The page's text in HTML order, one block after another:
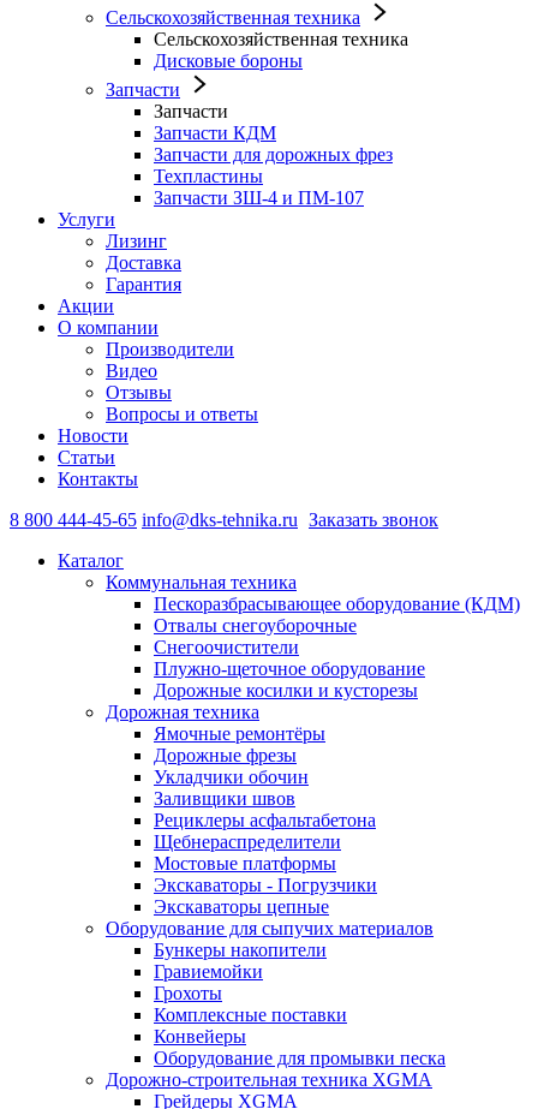
Сельскохозяйственная техника
Сельскохозяйственная техника
Дисковые бороны
Запчасти
Запчасти
Запчасти КДМ
Запчасти для дорожных фрез
Техпластины
Запчасти ЗШ-4 и ПМ-107
Услуги
Лизинг
Доставка
Гарантия
Акции
О компании
Производители
Видео
Отзывы
Вопросы и ответы
Новости
Статьи
Контакты
8 800 444-45-65 info@dks-tehnika.ru Заказать звонок
Каталог
Коммунальная техника
Пескоразбрасывающее оборудование (КДМ)
Отвалы снегоуборочные
Снегоочистители
Плужно-щеточное оборудование
Дорожные косилки и кусторезы
Дорожная техника
Ямочные ремонтёры
Дорожные фрезы
Укладчики обочин
Заливщики швов
Рециклеры асфальтабетона
Щебнераспределители
Мостовые платформы
Экскаваторы - Погрузчики
Экскаваторы цепные
Оборудование для сыпучих материалов
Бункеры накопители
Гравиемойки
Грохоты
Комплексные поставки
Конвейеры
Оборудование для промывки песка
Дорожно-строительная техника XGMA
Грейдеры XGMA